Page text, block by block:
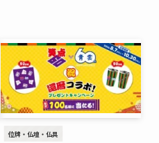
位牌・仏壇・仏具